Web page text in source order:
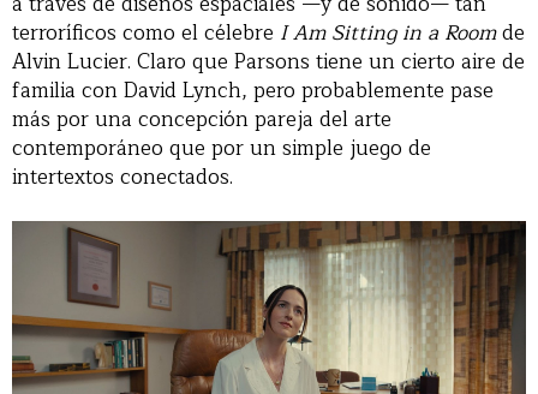
terroríficos como el célebre I Am Sitting in a Roomde
Alvin Lucier. Claro que Parsons tiene un cierto aire de
familia con David Lynch, pero probablemente pase
más por una concepción pareja del arte
contemporáneo que por un simple juego de
intertextos conectados.